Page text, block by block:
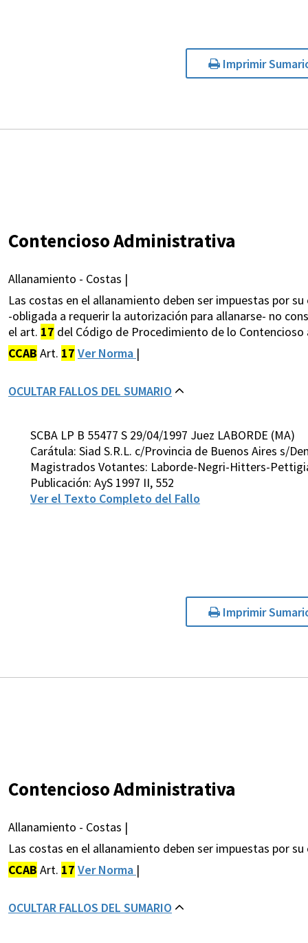
Imprimir
Contencioso Administrativa
Allanamiento - Costas |
Las costas en el allanamiento deben ser impuestas por
-obligada a requerir la autorización para allanarse- no
el art. 17 del Código de Procedimiento de lo
CCAB Art. 17 Ver Norma |
OCULTAR FALLOS DEL SUMARIO
SCBA LP B 55477 S 29/04/1997 Juez LABORDE (MA)
Carátula: Siad S.R.L. c/Provincia de Buenos Aires s/
Magistrados Votantes: Laborde-Negri-Hitters-
Publicación: AyS 1997 II, 552
Ver el Texto Completo del Fallo
Imprimir
Contencioso Administrativa
Allanamiento - Costas |
Las costas en el allanamiento deben ser impuestas por
CCAB Art. 17 Ver Norma |
OCULTAR FALLOS DEL SUMARIO